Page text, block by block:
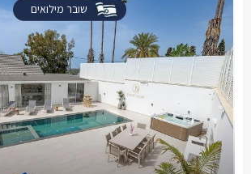
שובר מילואים